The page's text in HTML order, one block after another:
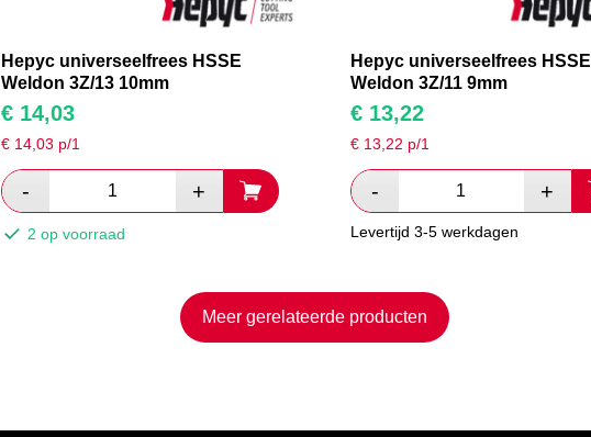
Hepyc universeelfrees HSSE
Weldon 3Z/13 10mm
€ 14,03
€ 14,03 p/1
2 op voorraad
Hepyc universeelfrees HSSE
Weldon 3Z/11 9mm
€13,22
€ 13,22 p/1
Levertijd 3-5 werkdagen
Meer gerelateerde producten